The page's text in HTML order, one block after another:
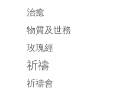
治癒
物質及世務
玫瑰經
祈禱
祈禱會